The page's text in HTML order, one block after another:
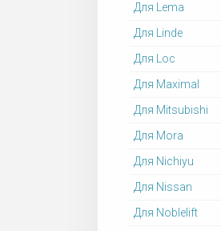
Для Lema
Для Linde
Для Loc
Для Maximal
Для Mitsubishi
Для Mora
Для Nichiyu
Для Nissan
Для Noblelift